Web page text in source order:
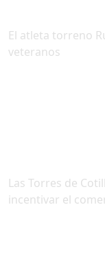
El atleta torreno
veteranos
Las Torres de
incentivar el